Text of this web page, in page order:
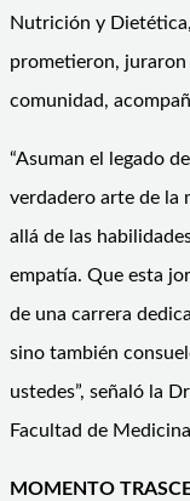
Nutrición y
prometieron, juraron
comunidad,
“Asuman el legado
verdadero arte de la
allá de las
empatía. Que esta
de una carrera
sino también
ustedes”, señaló la
Facultad de
MOMENTO